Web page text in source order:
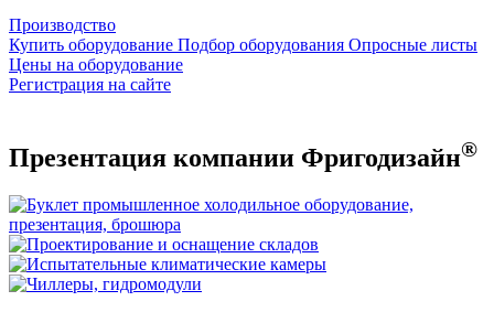
Производство
Купить оборудование Подбор оборудования Опросные листы
Цены на оборудование
Регистрация на сайте
Презентация компании Фригодизайн®